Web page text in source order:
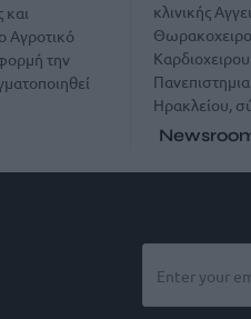
Αγροτικό
την
κλινικής
Ηρακλείου,